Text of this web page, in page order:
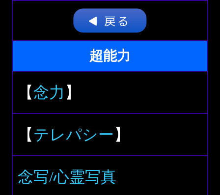
超能力
【念力 】
【テレパシー】
念写/心霊写真